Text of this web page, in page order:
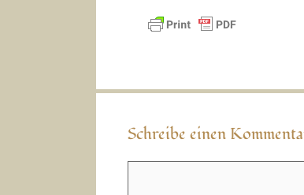
Schreibe einen